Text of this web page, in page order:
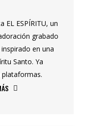
EL ESPÍRITU, un
grabado
en una
Santo. Ya
plataformas.